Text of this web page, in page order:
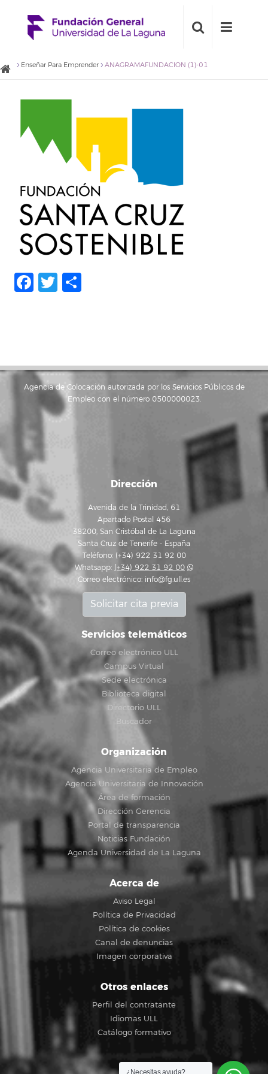
Enseñar Para Emprender ANAGRAMAFUNDACIO´N (1)-01
Facebook
Twitter
Agencia de Colocación autorizada por los Servicios Públicos de
Empleo con el número 0500000023.
Dirección
Avenida de la Trinidad, 61
Apartado Postal 456
38200, San Cristóbal de La Laguna
Santa Cruz de Tenerife - España
Teléfono: (+34) 922 31 92 00
Whatsapp: (+34) 922 31 92 00
Correo electrónico: info@fg.ull.es
Solicitar cita previa
Servicios telemáticos
Correo electrónico ULL
Campus Virtual
Sede electrónica
Biblioteca digital
Directorio ULL
Buscador
Organización
Agencia Universitaria de Empleo
Agencia Universitaria de Innovación
Área de formación
Dirección Gerencia
Portal de transparencia
Noticias Fundación
Agenda Universidad de La Laguna
Acerca de
Aviso Legal
Política de Privacidad
Política de cookies
Canal de denuncias
Imagen corporativa
Otros enlaces
Perfil del contratante
Idiomas ULL
Catálogo formativo
¿Necesitas ayuda?